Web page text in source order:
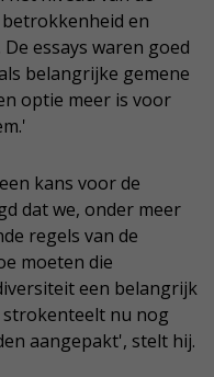
en
essays waren goed
belangrijke gemene
optie meer is voor
kans voor de
dat we, onder meer
regels van de
moeten die
een belangrijk
strokenteelt nu nog
aangepakt', stelt hij.